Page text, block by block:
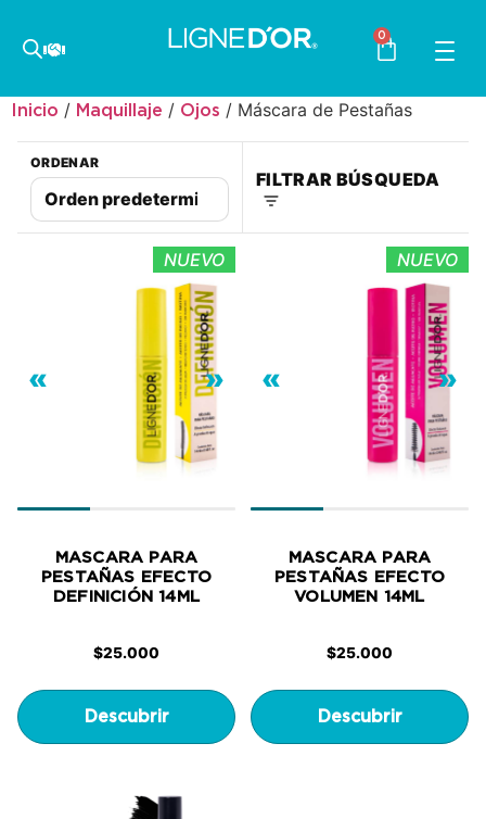
0
Inicio / Maquillaje / Ojos / Máscara de Pestañas
ORDENAR
FILTRAR BÚSQUEDA
NUEVO
« »
MASCARA PARA
PESTAÑAS EFECTO
DEFINICIÓN 14ML
$25.000
Descubrir
NUEVO
« »
MASCARA PARA
PESTAÑAS EFECTO
VOLUMEN 14ML
$25.000
Descubrir